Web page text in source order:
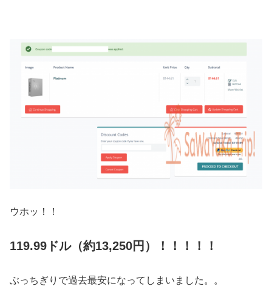
ウホッ！！
119.99ドル（約13,250円）！！！！！
ぶっちぎりで過去最安になってしまいました。。